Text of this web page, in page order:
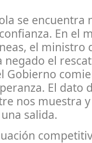
se encuentra
En el
el ministro
negado el
Gobierno
El dato
nos muestra
salida.